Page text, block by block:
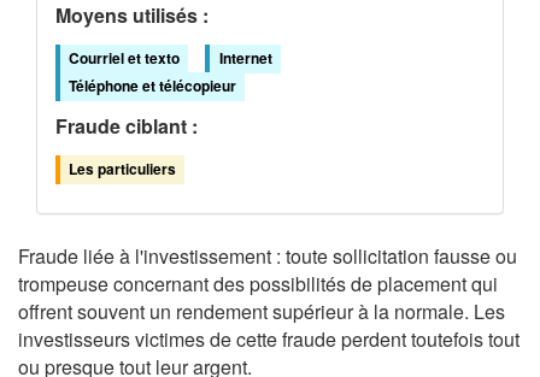
Moyens utilisés :
Courriel et texto
Internet
Téléphone et télécopieur
Fraude ciblant :
Les particuliers
Fraude liée à l'investissement : toute sollicitation fausse ou
trompeuse concernant des possibilités de placement qui
offrent souvent un rendement supérieur à la normale. Les
investisseurs victimes de cette fraude perdent toutefois tout
ou presque tout leur argent.